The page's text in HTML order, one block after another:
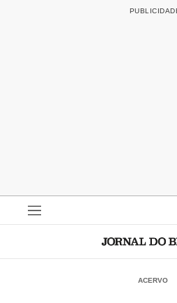
ACERVO